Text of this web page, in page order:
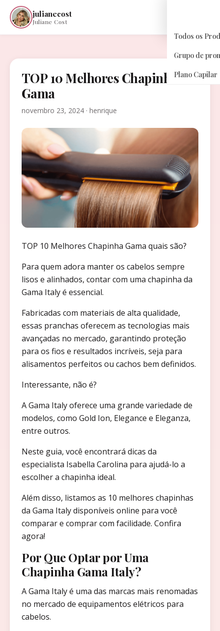
julianecost
Juliane Cost
Todos os
Grupo de
Plano Capilar
TOP 10 Melhores Chapinha
Gama
novembro 23, 2024 · henrique
TOP 10 Melhores Chapinha Gama quais são?
Para quem adora manter os cabelos sempre
lisos e alinhados, contar com uma chapinha da
Gama Italy é essencial.
Fabricadas com materiais de alta qualidade,
essas pranchas oferecem as tecnologias mais
avançadas no mercado, garantindo proteção
para os fios e resultados incríveis, seja para
alisamentos perfeitos ou cachos bem definidos.
Interessante, não é?
A Gama Italy oferece uma grande variedade de
modelos, como Gold Ion, Elegance e Eleganza,
entre outros.
Neste guia, você encontrará dicas da
especialista Isabella Carolina para ajudá-lo a
escolher a chapinha ideal.
Além disso, listamos as 10 melhores chapinhas
da Gama Italy disponíveis online para você
comparar e comprar com facilidade. Confira
agora!
Por Que Optar por Uma
Chapinha Gama Italy?
A Gama Italy é uma das marcas mais renomadas
no mercado de equipamentos elétricos para
cabelos.